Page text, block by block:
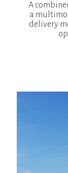
A
a
delivery